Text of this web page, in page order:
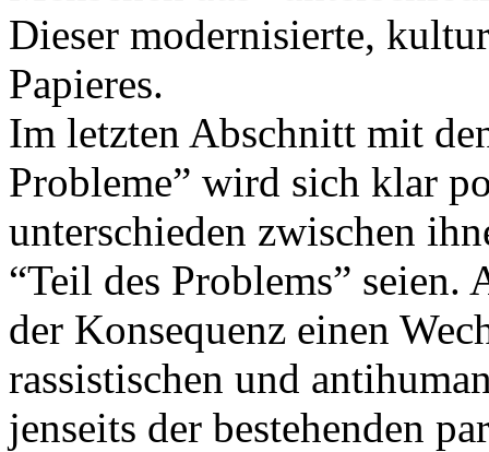
Dieser modernisierte,
Papieres.
Im letzten Abschnitt mit
Probleme” wird sich klar
unterschieden zwischen
“Teil des Problems”
der Konsequenz einen
rassistischen und
jenseits der bestehenden